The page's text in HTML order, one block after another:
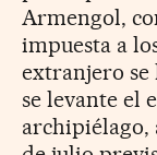
Armengol,
impuesta a
extranjero se
se levante el
archipiélago,